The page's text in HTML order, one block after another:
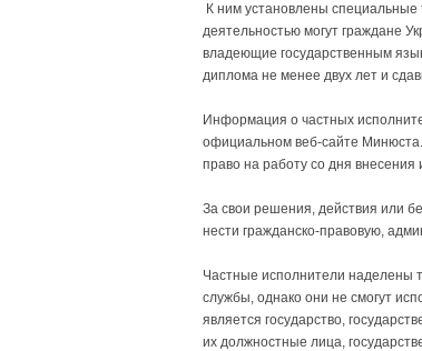
К ним установлены специальные
деятельностью могут граждане
владеющие государственным
диплома не менее двух лет и
Информация о частных
официальном веб-сайте
право на работу со дня
За свои решения, действия или
нести гражданско-правовую,
Частные исполнители наделены
службы, однако они не смогут
является государство,
их должностные лица,